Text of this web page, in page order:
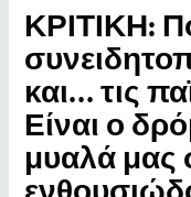
ΚΡΙΤΙΚΗ:
και… τις
Είναι ο
μυαλά μας